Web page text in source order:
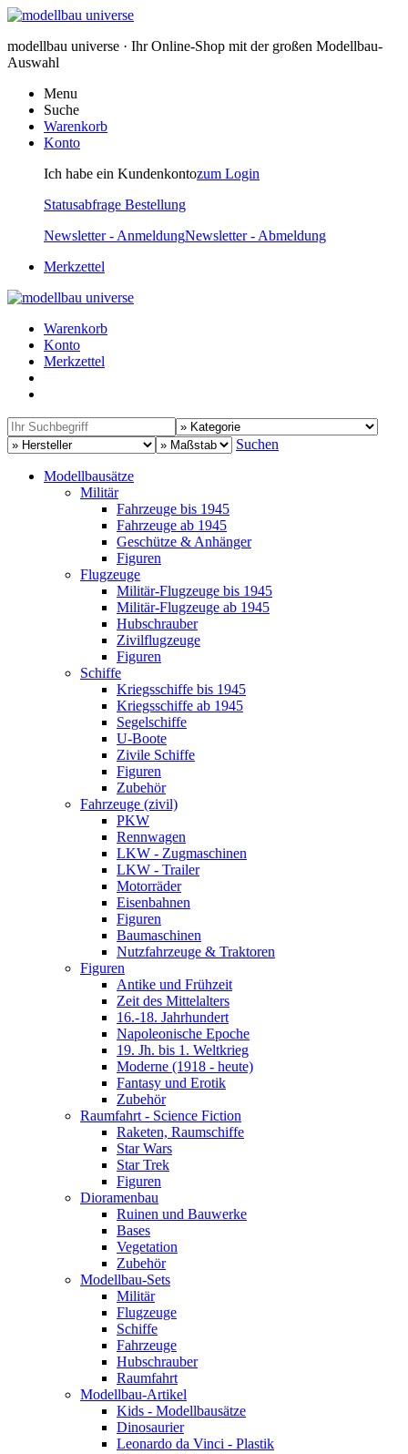
modellbau universe · Ihr Online-Shop mit der großen Modellbau-
Auswahl
Menu
Suche
Warenkorb
Konto
Ich habe ein Kundenkontozum Login
Statusabfrage Bestellung
Newsletter - AnmeldungNewsletter - Abmeldung
Merkzettel
Warenkorb
Konto
Merkzettel
Suchen
Modellbausätze
Militär
Fahrzeuge bis 1945
Fahrzeuge ab 1945
Geschütze & Anhänger
Figuren
Flugzeuge
Militär-Flugzeuge bis 1945
Militär-Flugzeuge ab 1945
Hubschrauber
Zivilflugzeuge
Figuren
Schiffe
Kriegsschiffe bis 1945
Kriegsschiffe ab 1945
Segelschiffe
U-Boote
Zivile Schiffe
Figuren
Zubehör
Fahrzeuge (zivil)
PKW
Rennwagen
LKW - Zugmaschinen
LKW - Trailer
Motorräder
Eisenbahnen
Figuren
Baumaschinen
Nutzfahrzeuge & Traktoren
Figuren
Antike und Frühzeit
Zeit des Mittelalters
16.-18. Jahrhundert
Napoleonische Epoche
19. Jh. bis 1. Weltkrieg
Moderne (1918 - heute)
Fantasy und Erotik
Zubehör
Raumfahrt - Science Fiction
Raketen, Raumschiffe
Star Wars
Star Trek
Figuren
Dioramenbau
Ruinen und Bauwerke
Bases
Vegetation
Zubehör
Modellbau-Sets
Militär
Flugzeuge
Schiffe
Fahrzeuge
Hubschrauber
Raumfahrt
Modellbau-Artikel
Kids - Modellbausätze
Dinosaurier
Leonardo da Vinci - Plastik